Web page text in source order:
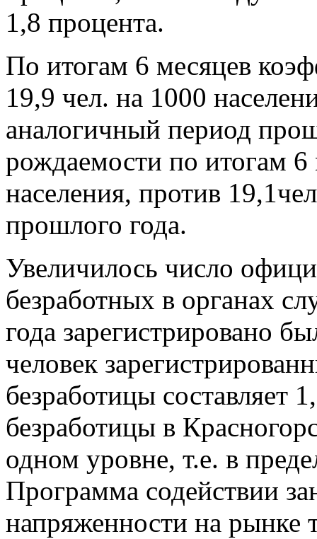
1,8 процента.
По итогам 6 месяцев
19,9 чел. на 1000
аналогичный период
рождаемости по итогам 6
населения, против
прошлого года.
Увеличилось число
безработных в органах
года зарегистрировано
человек
безработицы составляет
безработицы в
одном уровне, т.е. в
Программа содействии
напряженности на рынке